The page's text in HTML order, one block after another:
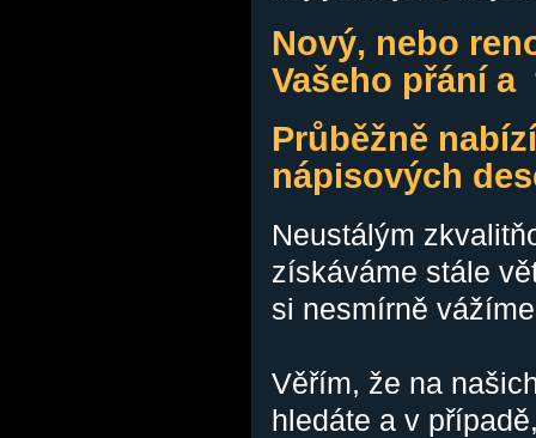
Nový, nebo
Vašeho přání
Průběžně
nápisových
Neustálým
získáváme stále
si nesmírně
Věřím, že na
hledáte a v